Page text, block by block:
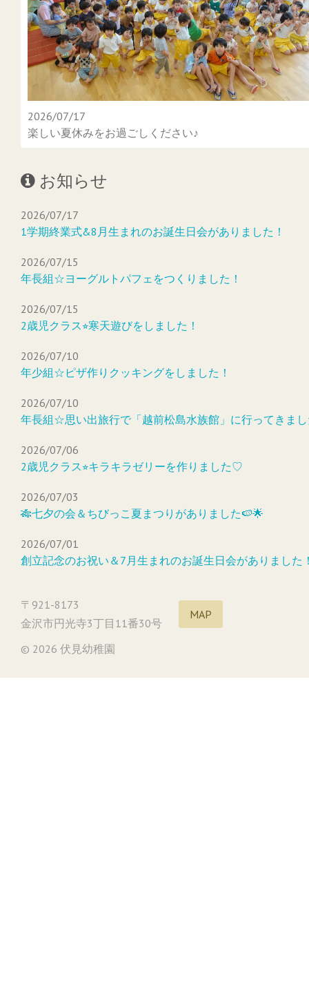
2026/07/17
楽しい夏休みをお過ごしください♪
お知らせ
2026/07/17
1学期終業式&8月生まれのお誕生日会がありました！
2026/07/15
年長組☆ヨーグルトパフェをつくりました！
2026/07/15
2歳児クラス⭐︎寒天遊びをしました！
2026/07/10
年少組☆ピザ作りクッキングをしました！
2026/07/10
年長組☆思い出旅行で「越前松島水族館」に行ってきま
2026/07/06
2歳児クラス⭐︎キラキラゼリーを作りました♡
2026/07/03
🎋七夕の会＆ちびっこ夏まつりがありました🍉🌟
2026/07/01
創立記念のお祝い＆7月生まれのお誕生日会がありました
〒921-8173
金沢市円光寺3丁目11番30号
MAP
© 2026 伏見幼稚園